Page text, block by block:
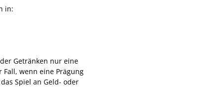
in:
Getränken nur eine
wenn eine Prägung
Spiel an Geld- oder